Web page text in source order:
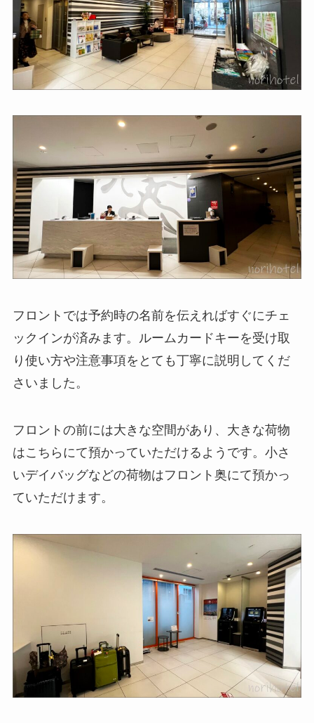
フロントでは予約時の名前を伝えればすぐにチェ
ックインが済みます。ルームカードキーを受け取
り使い方や注意事項をとても丁寧に説明してくだ
さいました。
フロントの前には大きな空間があり、大きな荷物
はこちらにて預かっていただけるようです。小さ
いデイバッグなどの荷物はフロント奥にて預かっ
ていただけます。